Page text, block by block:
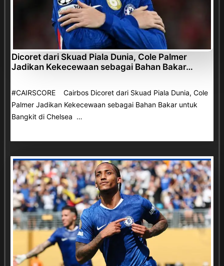
Dicoret dari Skuad Piala Dunia, Cole Palmer
Jadikan Kekecewaan sebagai Bahan Bakar…
#CAIRSCORE Cairbos Dicoret dari Skuad Piala Dunia, Cole
Palmer Jadikan Kekecewaan sebagai Bahan Bakar untuk
Bangkit di Chelsea …